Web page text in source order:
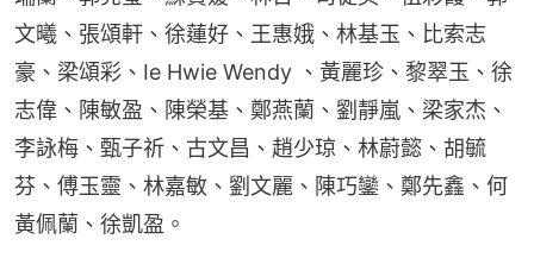
文曦、張頌軒、徐蓮好、王惠娥、林基玉、比索志
豪、梁頌彩、Ie Hwie Wendy 、黃麗珍、黎翠玉、徐
志偉、陳敏盈、陳榮基、鄭燕蘭、劉靜嵐、梁家杰、
李詠梅、甄子祈、古文昌、趙少琼、林蔚懿、胡毓
芬、傅玉靈、林嘉敏、劉文麗、陳巧鑾、鄭先鑫、何
黃佩蘭、徐凱盈。